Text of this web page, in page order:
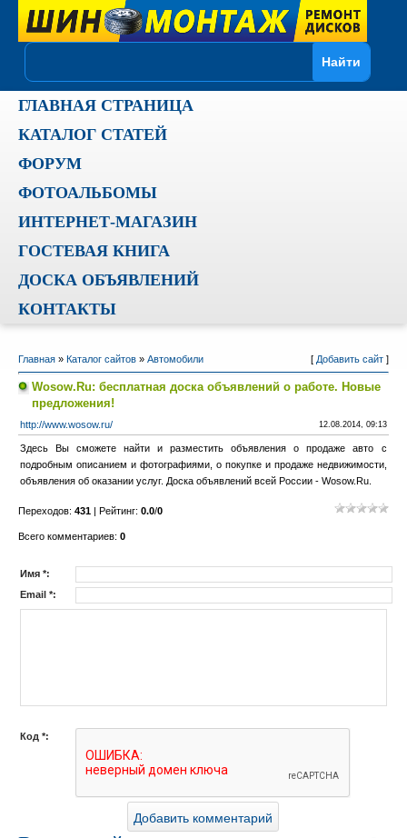
ГЛАВНАЯ СТРАНИЦА
КАТАЛОГ СТАТЕЙ
ФОРУМ
ФОТОАЛЬБОМЫ
ИНТЕРНЕТ-МАГАЗИН
ГОСТЕВАЯ КНИГА
ДОСКА ОБЪЯВЛЕНИЙ
КОНТАКТЫ
Главная» Каталог сайтов» Автомобили [ Добавить сайт]
Wosow.Ru: бесплатная доска объявлений о работе. Новые
предложения!
http://www.wosow.ru/ 12.08.2014, 09:13
Здесь Вы сможете найти и разместить объявления о продаже авто с
подробным описанием и фотографиями, о покупке и продаже недвижимости,
объявления об оказании услуг. Доска объявлений всей России - Wosow.Ru.
Переходов: 431| Рейтинг: 0.0/0
Всего комментариев: 0
Имя *:
Email *:
Код *: